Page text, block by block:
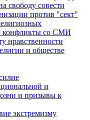
свободу совести
против "сект"
конфликты со СМИ
нравственности
и обществе
и
и призывы к
экстремизму